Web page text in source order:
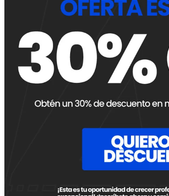
Técnico de la ACTC, contó los controles
del perfil alar. En el recinto técnico
realizó un pesaje y se puso un peso
el peso. El motivo del pesaje es
está prohibido. Actualmente las piezas
vidrio.
el anclaje buscando que no tenga
así que por eso decidimos sacarlo recto,